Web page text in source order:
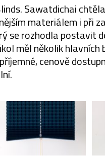
Sawatdichai
materiálem i při
se rozhodla postavit
měl několik hlavních
cenově